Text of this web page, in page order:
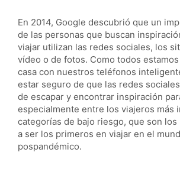
En 2014, Google descubrió que un
de las personas que buscan
viajar utilizan las redes sociales, los
vídeo o de fotos. Como todos
casa con nuestros teléfonos
estar seguro de que las redes
de escapar y encontrar inspiración
especialmente entre los viajeros más
categorías de bajo riesgo, que son los
a ser los primeros en viajar en el
pospandémico.